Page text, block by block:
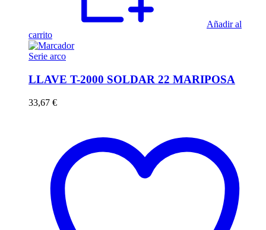
Añadir al
carrito
Serie arco
LLAVE T-2000 SOLDAR 22 MARIPOSA
33,67 €